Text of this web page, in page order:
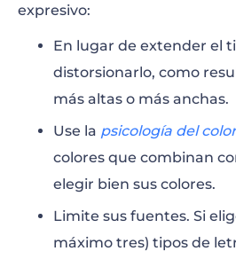
expresivo:
En lugar de extender el
distorsionarlo, como
más altas o más anchas.
Use la psicología del color
colores que combinan
elegir bien sus colores.
Limite sus fuentes. Si
máximo tres) tipos de